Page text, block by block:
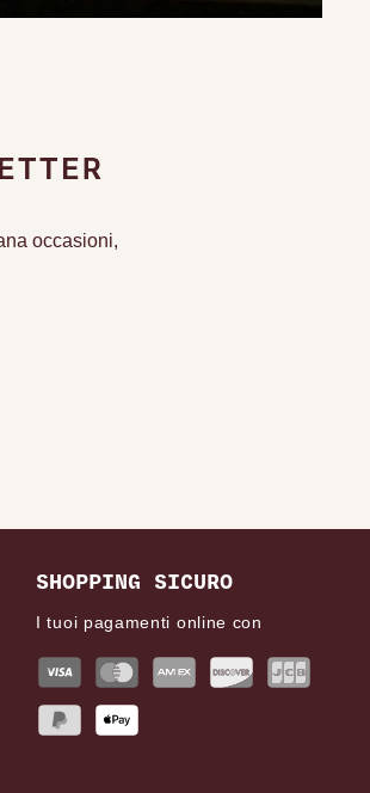
occasioni,
SHOPPING SICURO
I tuoi pagamenti online con